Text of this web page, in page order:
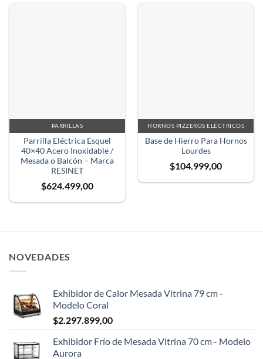
PARRILLAS
Parrilla Eléctrica Esquel
40×40 Acero Inoxidable /
Mesada o Balcón – Marca
RESINET
$624.499,00
HORNOS PIZZEROS ELÉCTRICOS
Base de Hierro Para Hornos
Lourdes
$104.999,00
NOVEDADES
Exhibidor de Calor Mesada Vitrina 79 cm -
Modelo Coral
$2.297.899,00
Exhibidor Frío de Mesada Vitrina 70 cm - Modelo
Aurora